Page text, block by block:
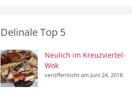
Delinale Top 5
Neulich im Kreuzviertel-
Wok
veröffentlicht am Juni 24, 2018